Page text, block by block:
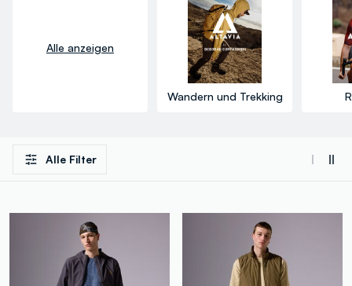
Alle anzeigen
Wandern und Trekking
Alle Filter